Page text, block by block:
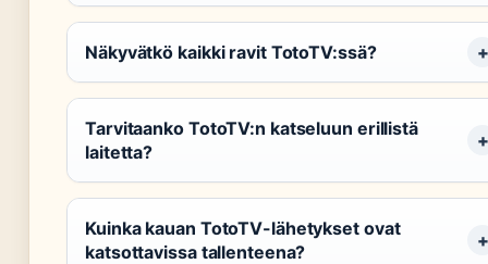
Näkyvätkö kaikki ravit TotoTV:ssä?
Tarvitaanko TotoTV:n katseluun erillistä
laitetta?
Kuinka kauan TotoTV-lähetykset ovat
katsottavissa tallenteena?